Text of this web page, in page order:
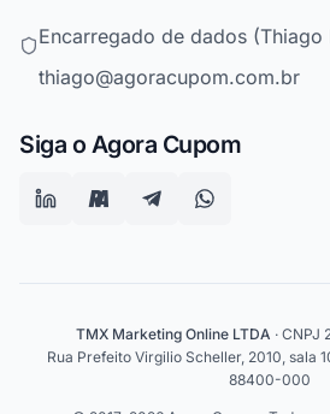
Encarregado de dados (Thiago
thiago@agoracupom.com.br
Siga o Agora Cupom
TMX Marketing Online LTDA ·
Rua Prefeito Virgilio Scheller, 2010, sala
88400-000